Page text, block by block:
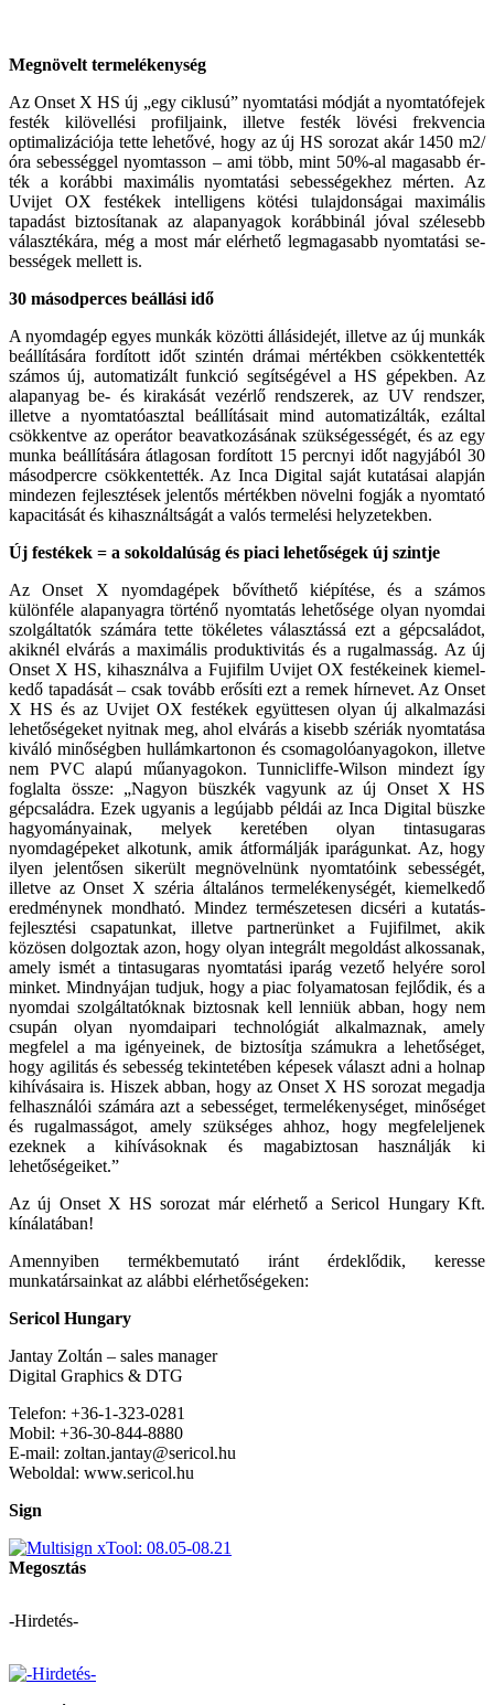
Megnövelt termelékenység
Az Onset X HS új „egy ciklusú” nyom­tatási módját a nyomtatófejek
festék kilövellési profiljaink, illetve festék lö­vési frekvencia
optimalizációja tette lehetővé, hogy az új HS sorozat akár 1450 m2/
óra sebességgel nyomtasson – ami több, mint 50%-al magasabb ér­
ték a korábbi maximális nyomtatási sebességekhez mérten. Az
Uvijet OX festékek intelligens kötési tulajdonsá­gai maximális
tapadást biztosítanak az alapanyagok korábbinál jóval szé­lesebb
választékára, még a most már elérhető legmagasabb nyomtatási se­
bességek mellett is.
30 másodperces beállási idő
A nyomdagép egyes munkák közötti állásidejét, illetve az új munkák
beál­lítására fordított időt szintén drámai mértékben csökkentették
számos új, automatizált funkció segítségével a HS gépekben. Az
alapanyag be- és kirakását vezérlő rendszerek, az UV rendszer,
illetve a nyomtatóasztal beállításait mind automatizálták, ez­által
csökkentve az operátor beavat­kozásának szükségességét, és az egy
munka beállítására átlagosan fordí­tott 15 percnyi időt nagyjából 30
má­sodpercre csökkentették. Az Inca Di­gital saját kutatásai alapján
mindezen fejlesztések jelentős mértékben nö­velni fogják a nyomtató
kapacitását és kihasználtságát a valós termelési helyzetekben.
Új festékek = a sokoldalúság és piaci lehetőségek új szintje
Az Onset X nyomdagépek bővíthető kiépítése, és a számos
különféle alap­anyagra történő nyomtatás lehetősé­ge olyan nyomdai
szolgáltatók szá­mára tette tökéletes választássá ezt a gépcsaládot,
akiknél elvárás a ma­ximális produktivitás és a rugalmas­ság. Az új
Onset X HS, kihasználva a Fujifilm Uvijet OX festékeinek kiemel­
kedő tapadását – csak tovább erősíti ezt a remek hírnevet. Az Onset
X HS és az Uvijet OX festékek együttesen olyan új alkalmazási
lehetőségeket nyitnak meg, ahol elvárás a kisebb szériák nyomtatása
kiváló minőség­ben hullámkartonon és csomagoló­anyagokon, illetve
nem PVC alapú műanyagokon. Tunnicliffe-Wilson mindezt így
foglalta össze: „Nagyon büszkék vagyunk az új Onset X HS
gépcsaládra. Ezek ugyanis a legújabb példái az Inca Digital büszke
hagyo­mányainak, melyek keretében olyan tintasugaras
nyomdagépeket alko­tunk, amik átformálják iparágunkat. Az, hogy
ilyen jelentősen sikerült megnövelnünk nyomtatóink sebes­ségét,
illetve az Onset X széria álta­lános termelékenységét, kiemelkedő
eredménynek mondható. Mindez ter­mészetesen dicséri a kutatás-
fejlesz­tési csapatunkat, illetve partnerünket a Fujifilmet, akik
közösen dolgoztak azon, hogy olyan integrált megoldást alkossanak,
amely ismét a tintasuga­ras nyomtatási iparág vezető helyé­re sorol
minket. Mindnyájan tudjuk, hogy a piac folyamatosan fejlődik, és a
nyomdai szolgáltatóknak biztosnak kell lenniük abban, hogy nem
csupán olyan nyomdaipari technológiát al­kalmaznak, amely
megfelel a ma igé­nyeinek, de biztosítja számukra a le­hetőséget,
hogy agilitás és sebesség tekintetében képesek választ adni a holnap
kihívásaira is. Hiszek abban, hogy az Onset X HS sorozat megad­ja
felhasználói számára azt a sebessé­get, termelékenységet, minőséget
és rugalmasságot, amely szükséges ah­hoz, hogy megfeleljenek
ezeknek a kihívásoknak és magabiztosan hasz­nálják ki
lehetőségeiket.”
Az új Onset X HS sorozat már elérhe­tő a Sericol Hungary Kft.
kínálatában!
Amennyiben termékbemutató iránt érdeklődik, keresse
munkatársainkat az alábbi elérhetőségeken:
Sericol Hungary
Jantay Zoltán – sales manager
Digital Graphics & DTG
Telefon: +36-1-323-0281
Mobil: +36-30-844-8880
E-mail: zoltan.jantay@sericol.hu
Weboldal: www.sericol.hu
Sign
Megosztás
-Hirdetés-